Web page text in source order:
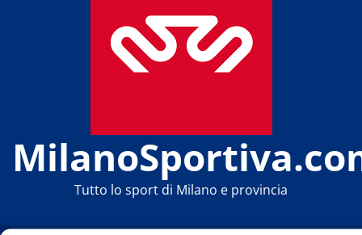
Tutto lo sport di Milano e provincia